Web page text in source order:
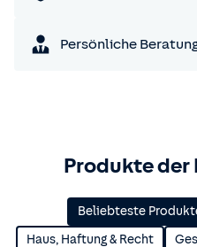
Persönliche
Produkte der
Beliebteste
Haus, Haftung & Recht